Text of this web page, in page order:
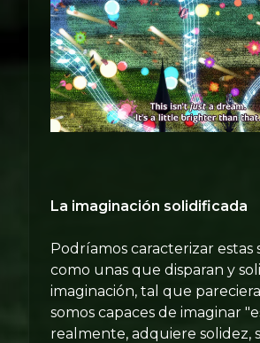
La imaginación solidificada
Podríamos caracterizar estas
como unas que disparan y
imaginación, tal que
somos capaces de imaginar
realmente, adquiere solidez,